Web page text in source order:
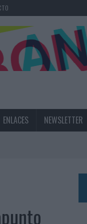
ENLACES NEWSLETTER